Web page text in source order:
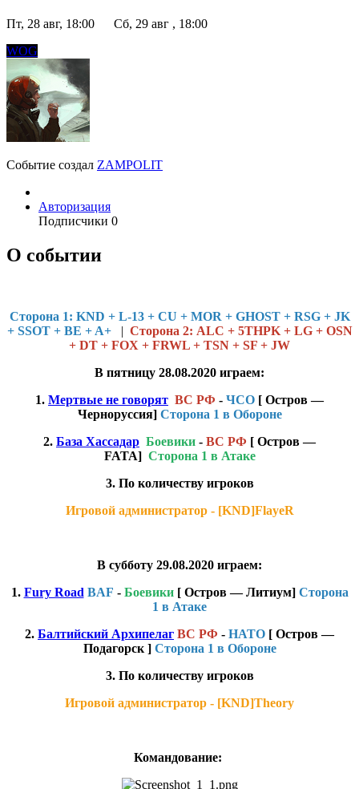
Пт, 28 авг, 18:00
Сб, 29 авг , 18:00
WOG
Событие создал ZAMPOLIT
Авторизация
Подписчики 0
О событии
Cторона 1: KND + L-13 + CU + MOR + GHOST + RSG + JK
+ SSOT + BE + A+
| Сторона 2: ALC + 5THPK + LG + OSN
+ DT + FOX + FRWL + TSN + SF + JW
В пятницу 28.08.2020 играем:
1. Мертвые не говорят ВС РФ - ЧСО [ Остров —
Черноруссия] Сторона 1 в Обороне
2. База Хассадар Боевики - ВС РФ [ Остров —
FATA] Сторона 1 в Атаке
3. По количеству игроков
Игровой администратор - [KND]FlayeR
В субботу 29.08.2020 играем:
1. Fury Road BAF - Боевики[ Остров — Литиум] Сторона
1 в Атаке
2. Балтийский Архипелаг ВС РФ - НАТО [ Остров —
Подагорск ] Сторона 1 в Обороне
3. По количеству игроков
Игровой администратор - [KND]Theory
Командование: